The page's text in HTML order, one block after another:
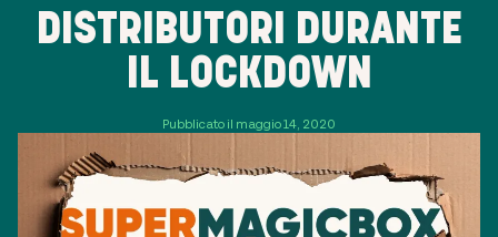
DISTRIBUTORI DURANTE
IL LOCKDOWN
Pubblicato il maggio 14, 2020